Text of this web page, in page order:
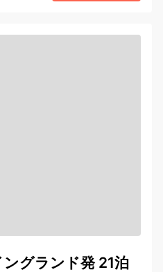
グランド発 21泊